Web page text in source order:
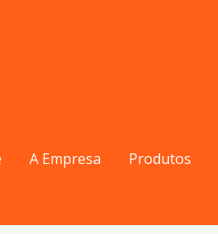
A Empresa Produtos